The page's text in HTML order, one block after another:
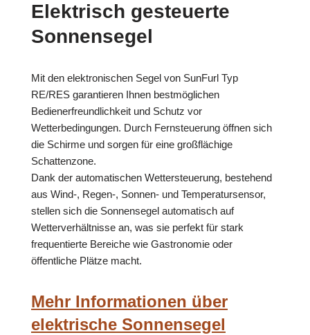
Elektrisch gesteuerte
Sonnensegel
Mit den elektronischen Segel von SunFurl Typ
RE/RES garantieren Ihnen bestmöglichen
Bedienerfreundlichkeit und Schutz vor
Wetterbedingungen. Durch Fernsteuerung öffnen sich
die Schirme und sorgen für eine großflächige
Schattenzone.
Dank der automatischen Wettersteuerung, bestehend
aus Wind-, Regen-, Sonnen- und Temperatursensor,
stellen sich die Sonnensegel automatisch auf
Wetterverhältnisse an, was sie perfekt für stark
frequentierte Bereiche wie Gastronomie oder
öffentliche Plätze macht.
Mehr Informationen über
elektrische Sonnensegel